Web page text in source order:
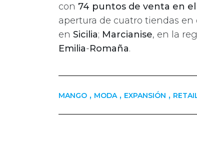
con 74 puntos de venta en
apertura de cuatro tiendas en
en Sicilia; Marcianise, en la
Emilia-Romaña.
MANGO , MODA , EXPANSIÓN ,